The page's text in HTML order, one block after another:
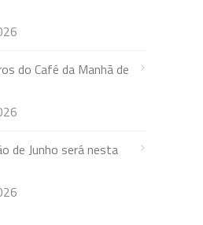
do Café da Manhã de
de Junho será nesta